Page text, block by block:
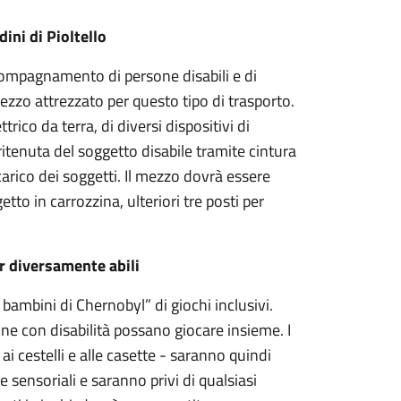
di Pioltello
di persone disabili e di
attrezzato per questo tipo di trasporto.
da terra, di diversi dispositivi di
del soggetto disabile tramite cintura
dei soggetti. Il mezzo dovrà essere
in carrozzina, ulteriori tre posti per
diversamente abili
di Chernobyl” di giochi inclusivi.
con disabilità possano giocare insieme. I
cestelli e alle casette - saranno quindi
e saranno privi di qualsiasi